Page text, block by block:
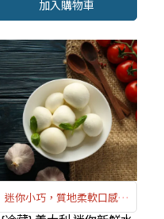
加入購物車
迷你小巧，質地柔軟口感順